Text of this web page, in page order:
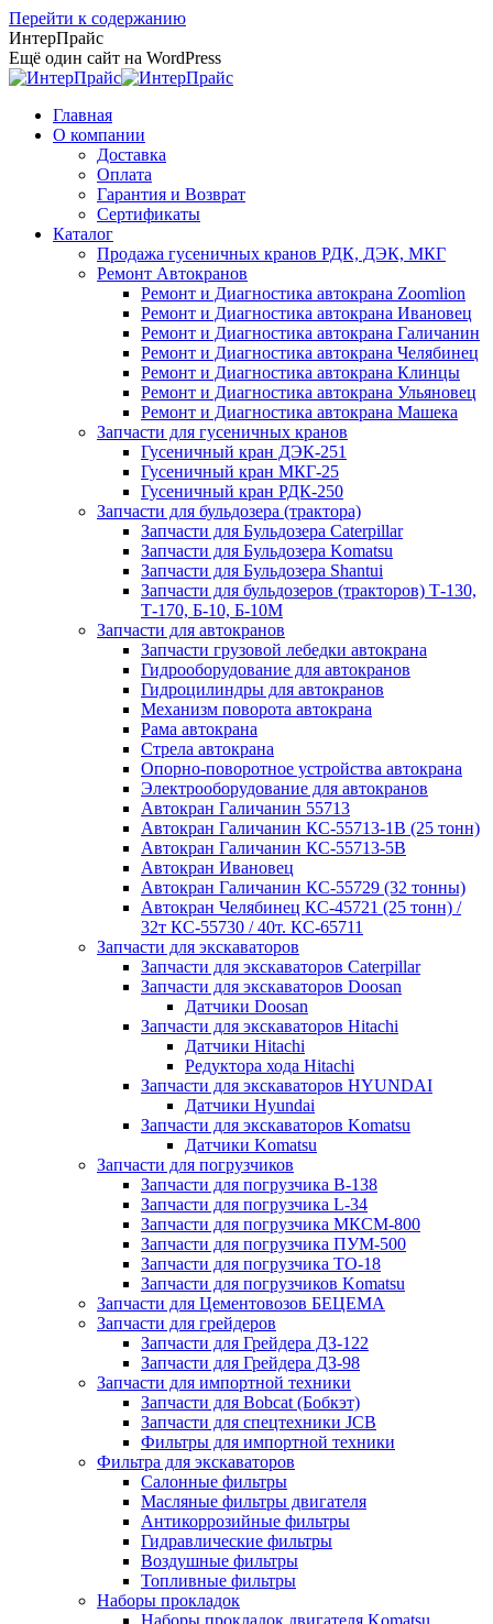
Перейти к содержанию
ИнтерПрайс
Ещё один сайт на WordPress
Главная
О компании
Доставка
Оплата
Гарантия и Возврат
Сертификаты
Каталог
Продажа гусеничных кранов РДК, ДЭК, МКГ
Ремонт Автокранов
Ремонт и Диагностика автокрана Zoomlion
Ремонт и Диагностика автокрана Ивановец
Ремонт и Диагностика автокрана Галичанин
Ремонт и Диагностика автокрана Челябинец
Ремонт и Диагностика автокрана Клинцы
Ремонт и Диагностика автокрана Ульяновец
Ремонт и Диагностика автокрана Машека
Запчасти для гусеничных кранов
Гусеничный кран ДЭК-251
Гусеничный кран МКГ-25
Гусеничный кран РДК-250
Запчасти для бульдозера (трактора)
Запчасти для Бульдозера Caterpillar
Запчасти для Бульдозера Komatsu
Запчасти для Бульдозера Shantui
Запчасти для бульдозеров (тракторов) Т-130,
Т-170, Б-10, Б-10М
Запчасти для автокранов
Запчасти грузовой лебедки автокрана
Гидрооборудование для автокранов
Гидроцилиндры для автокранов
Механизм поворота автокрана
Рама автокрана
Стрела автокрана
Опорно-поворотное устройства автокрана
Электрооборудование для автокранов
Автокран Галичанин 55713
Автокран Галичанин КС-55713-1В (25 тонн)
Автокран Галичанин КС-55713-5В
Автокран Ивановец
Автокран Галичанин КС-55729 (32 тонны)
Автокран Челябинец КС-45721 (25 тонн) /
32т КС-55730 / 40т. КС-65711
Запчасти для экскаваторов
Запчасти для экскаваторов Caterpillar
Запчасти для экскаваторов Doosan
Датчики Doosan
Запчасти для экскаваторов Hitachi
Датчики Hitachi
Редуктора хода Hitachi
Запчасти для экскаваторов HYUNDAI
Датчики Hyundai
Запчасти для экскаваторов Komatsu
Датчики Komatsu
Запчасти для погрузчиков
Запчасти для погрузчика B-138
Запчасти для погрузчика L-34
Запчасти для погрузчика МКСМ-800
Запчасти для погрузчика ПУМ-500
Запчасти для погрузчика ТО-18
Запчасти для погрузчиков Komatsu
Запчасти для Цементовозов БЕЦЕМА
Запчасти для грейдеров
Запчасти для Грейдера ДЗ-122
Запчасти для Грейдера ДЗ-98
Запчасти для импортной техники
Запчасти для Bobcat (Бобкэт)
Запчасти для спецтехники JCB
Фильтры для импортной техники
Фильтра для экскаваторов
Салонные фильтры
Масляные фильтры двигателя
Антикоррозийные фильтры
Гидравлические фильтры
Воздушные фильтры
Топливные фильтры
Наборы прокладок
Наборы прокладок двигателя Komatsu